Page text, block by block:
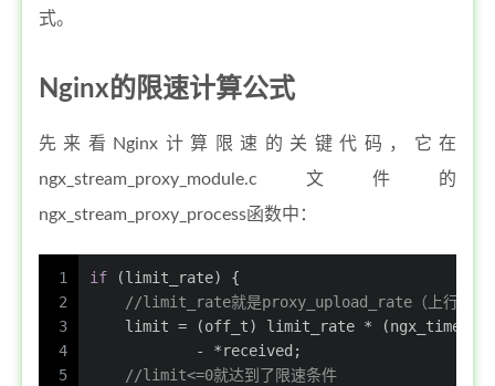
式。
Nginx的限速计算公式
先来看Nginx计算限速的关键代码，它在
ngx_stream_proxy_module.c文件的
ngx_stream_proxy_process函数中：
1
2
3
4
5
if (limit_rate) {
//limit_rate就是proxy_upload_rate（上行）或
    limit = (
off_t) limit_rate * (ngx_time()
            - *received;
//limit<=0就达到了限速条件